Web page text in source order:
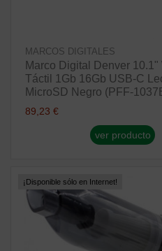
MARCOS DIGITALES
Marco Digital Denver 10.1"
Táctil 1Gb 16Gb USB-C
MicroSD Negro (PFF-
89,23 €
ver producto
¡Disponible sólo en Internet!